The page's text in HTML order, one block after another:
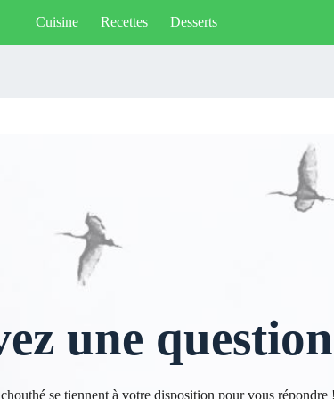
Cuisine Recettes Desserts
une
se tiennent à votre disposition pour vous répondre !